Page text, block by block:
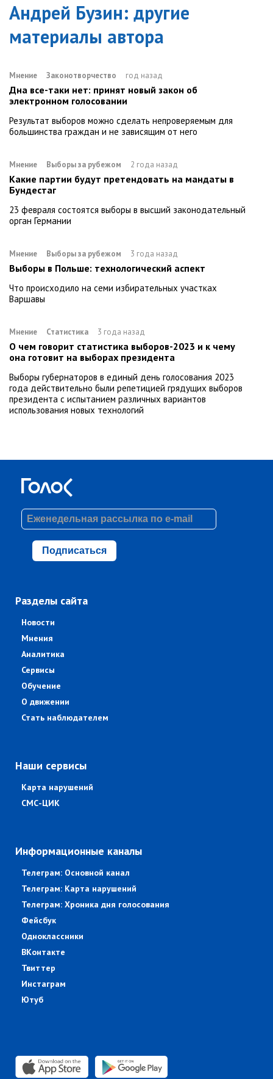
Андрей Бузин: другие
материалы автора
Мнение Законотворчество год назад
Дна все-таки нет: принят новый закон об
электронном голосовании
Результат выборов можно сделать непроверяемым для
большинства граждан и не зависящим от него
Мнение Выборы за рубежом 2 года назад
Какие партии будут претендовать на мандаты в
Бундестаг
23 февраля состоятся выборы в высший законодательный
орган Германии
Мнение Выборы за рубежом 3 года назад
Выборы в Польше: технологический аспект
Что происходило на семи избирательных участках
Варшавы
Мнение Статистика 3 года назад
О чем говорит статистика выборов-2023 и к чему
она готовит на выборах президента
Выборы губернаторов в единый день голосования 2023
года действительно были репетицией грядущих выборов
президента с испытанием различных вариантов
использования новых технологий
Подписаться
Разделы сайта
Новости
Мнения
Аналитика
Сервисы
Обучение
О движении
Стать наблюдателем
Наши сервисы
Карта нарушений
СМС-ЦИК
Информационные каналы
Телеграм: Основной канал
Телеграм: Карта нарушений
Телеграм: Хроника дня голосования
Фейсбук
Одноклассники
ВКонтакте
Твиттер
Инстаграм
Ютуб